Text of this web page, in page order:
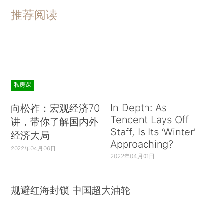
推荐阅读
私房课
向松祚：宏观经济70
讲，带你了解国内外
经济大局
2022年04月06日
In Depth: As
Tencent Lays Off
Staff, Is Its ‘Winter’
Approaching?
2022年04月01日
规避红海封锁 中国超大油轮